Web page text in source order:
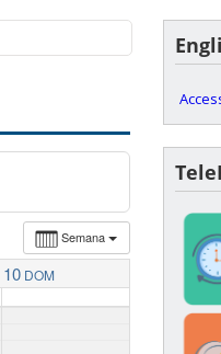
Semana
10 DOM